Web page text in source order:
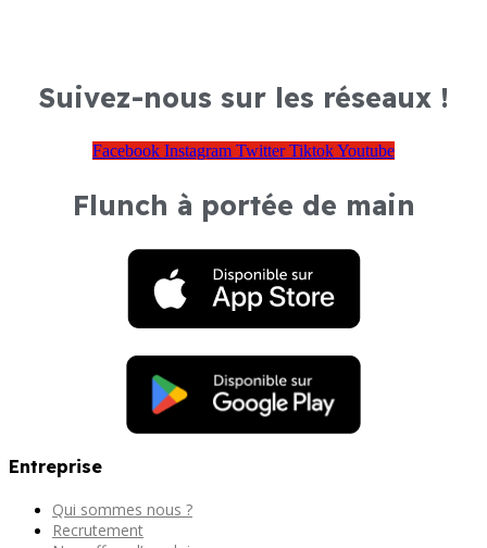
Suivez-nous sur les réseaux !
Facebook Instagram Twitter TiktokYoutube
Flunch à portée de main
Entreprise
Qui sommes nous ?
Recrutement